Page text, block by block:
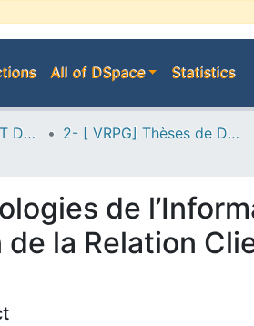
All of DSpace Statistics
A--> VICE-RECTORAT DE LA POST-GRADUATION 2- [ VRPG] Thèses de Doctorat en Sciences
de
la Relation